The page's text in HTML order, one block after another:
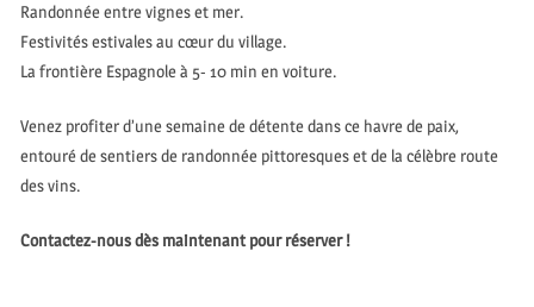
Randonnée entre vignes et mer.
Festivités estivales au cœur du village.
La frontière Espagnole à 5- 10 min en voiture.
Venez profiter d’une semaine de détente dans ce havre de paix,
entouré de sentiers de randonnée pittoresques et de la célèbre route
des vins.
Contactez-nous dès maintenant pour réserver !